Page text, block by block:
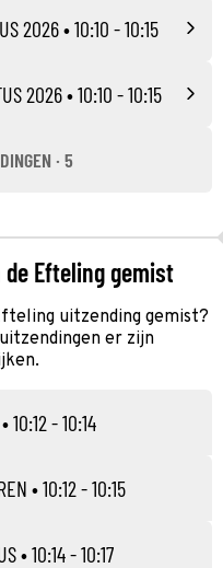
2026• 10:10 - 10:15
2026• 10:10 - 10:15
· 5
Efteling gemist
uitzending gemist?
er zijn
• 10:12 - 10:14
• 10:12 - 10:15
• 10:14 - 10:17